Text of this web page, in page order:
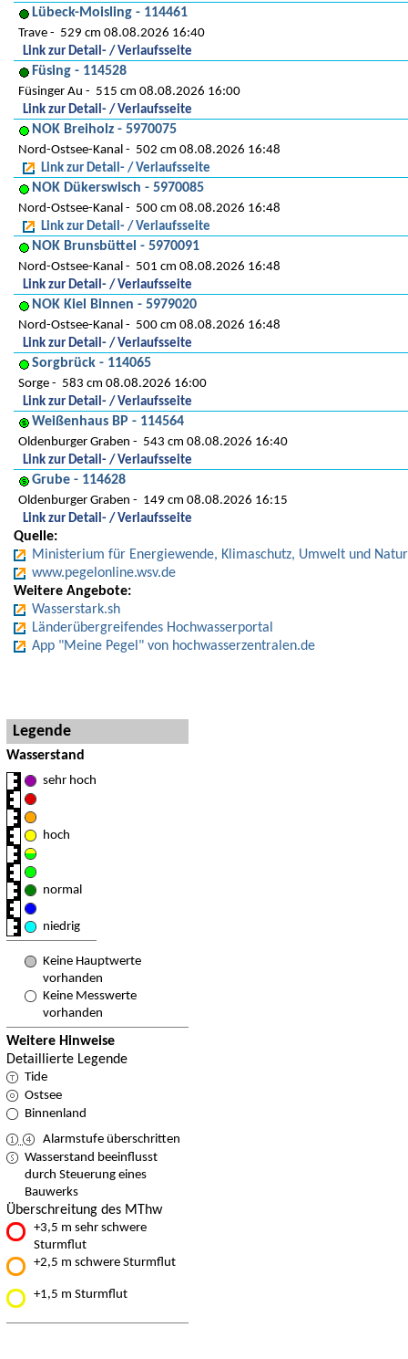
Lübeck-Moisling - 114461
Trave
529 cm 08.08.2026 16:40
Link zur Detail- / Verlaufsseite
Füsing - 114528
Füsinger Au
515 cm 08.08.2026 16:00
Link zur Detail- / Verlaufsseite
NOK Breiholz - 5970075
Nord-Ostsee-Kanal
502 cm 08.08.2026 16:48
Link zur Detail- / Verlaufsseite
NOK Dükerswisch - 5970085
Nord-Ostsee-Kanal
500 cm 08.08.2026 16:48
Link zur Detail- / Verlaufsseite
NOK Brunsbüttel - 5970091
Nord-Ostsee-Kanal
501 cm 08.08.2026 16:48
Link zur Detail- / Verlaufsseite
NOK Kiel Binnen - 5979020
Nord-Ostsee-Kanal
500 cm 08.08.2026 16:48
Link zur Detail- / Verlaufsseite
Sorgbrück - 114065
Sorge
583 cm 08.08.2026 16:00
Link zur Detail- / Verlaufsseite
Weißenhaus BP - 114564
Oldenburger Graben
543 cm 08.08.2026 16:40
Link zur Detail- / Verlaufsseite
Grube - 114628
Oldenburger Graben
149 cm 08.08.2026 16:15
Link zur Detail- / Verlaufsseite
Quelle:
Ministerium für Energiewende, Klimaschutz, Umwelt und Natur
www.pegelonline.wsv.de
Weitere Angebote:
Wasserstark.sh
Länderübergreifendes Hochwasserportal
App "Meine Pegel" von hochwasserzentralen.de
Legende
Wasserstand
sehr hoch
hoch
normal
niedrig
Keine Hauptwerte
vorhanden
Keine Messwerte
vorhanden
Weitere Hinweise
Detaillierte Legende
Tide
Ostsee
Binnenland
Alarmstufe überschritten
Wasserstand beeinflusst
durch Steuerung eines
Bauwerks
Überschreitung des MThw
+3,5 m sehr schwere
Sturmflut
+2,5 m schwere Sturmflut
+1,5 m Sturmflut